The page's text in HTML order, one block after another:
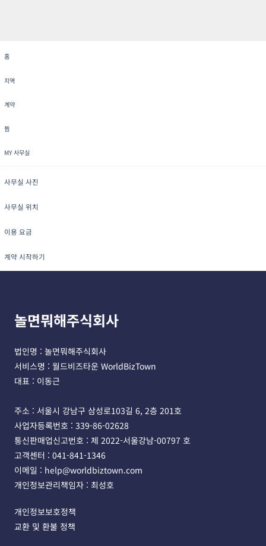
홈
지역
계약
찜
MY 사무실
사무실 사진
사무실 위치
이용 요금
계약 시작하기
놀면뭐해주식회사
법인명 : 놀면뭐해주식회사
서비스명 : 월드비즈타운 WorldBizTown
대표 : 이동근
주소 : 서울시 강남구 삼성로103길 6, 2층 201호
사업자등록번호 : 339-86-02628
통신판매업신고번호 : 제 2022-서울강남-00797 호
고객센터 : 041-841-1346
이메일 : help@worldbiztown.com
개인정보관리책임자 : 최성호
개인정보보호정책
교환 및 환불 정책